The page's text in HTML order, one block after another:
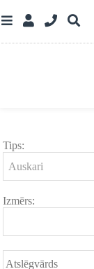
Tips:
Izmērs: